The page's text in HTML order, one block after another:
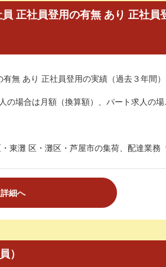
正社員登用の有無 あり 正社員
無 あり 正社員登用の実績（過去３年間
の場合は月額（換算額）、パート求人の場
東灘 区・灘区・芦屋市の集荷、配達業務
細へ
）